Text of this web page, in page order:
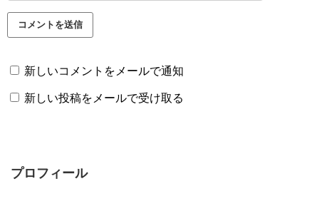
新しいコメントをメールで通知
新しい投稿をメールで受け取る
プロフィール